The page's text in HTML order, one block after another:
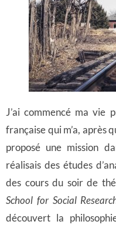
J’ai commencé ma vie
française qui m’a, après
proposé une mission
réalisais des études
des cours du soir de
School for Social
découvert la